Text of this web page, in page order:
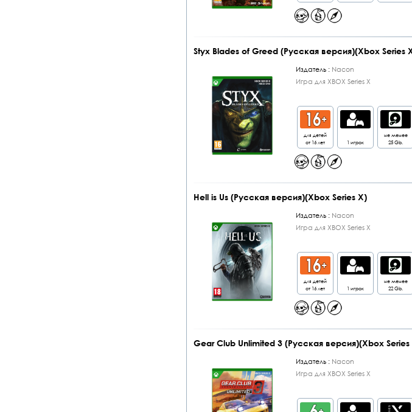
Styx Blades of Greed (Русская версия)(Xbox Series
Издатель : Nacon
Игра для XBOX Series X
для детей
от 16 лет
1 игрок
не менее
25 Gb.
Hell is Us (Русская версия)(Xbox Series X)
Издатель : Nacon
Игра для XBOX Series X
для детей
от 16 лет
1 игрок
не менее
22 Gb.
Gear Club Unlimited 3 (Русская версия)(Xbox
Издатель : Nacon
Игра для XBOX Series X